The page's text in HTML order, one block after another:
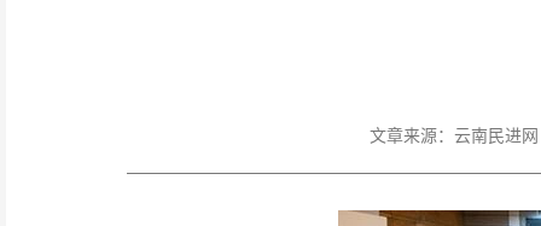
文章来源： 云南民进网